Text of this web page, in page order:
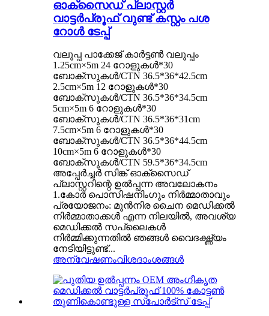
ഓക്സൈഡ് പ്ലാസ്റ്റർ
വാട്ടർപ്രൂഫ് വുണ്ട് കസ്റ്റം പശ
റോൾ ടേപ്പ്
വലുപ്പ പാക്കേജ് കാർട്ടൺ വലുപ്പം
1.25cm×5m 24 റോളുകൾ*30
ബോക്സുകൾ/CTN 36.5*36*42.5cm
2.5cm×5m 12 റോളുകൾ*30
ബോക്സുകൾ/CTN 36.5*36*34.5cm
5cm×5m 6 റോളുകൾ*30
ബോക്സുകൾ/CTN 36.5*36*31cm
7.5cm×5m 6 റോളുകൾ*30
ബോക്സുകൾ/CTN 36.5*36*44.5cm
10cm×5m 6 റോളുകൾ*30
ബോക്സുകൾ/CTN 59.5*36*34.5cm
അപ്പേർച്ചർ സിങ്ക് ഓക്സൈഡ്
പ്ലാസ്റ്ററിന്റെ ഉൽപ്പന്ന അവലോകനം
1.കോർ പൊസിഷനിംഗും നിർമ്മാതാവും
പ്രയോജനം: മുൻനിര ചൈന മെഡിക്കൽ
നിർമ്മാതാക്കൾ എന്ന നിലയിൽ, അവശ്യ
മെഡിക്കൽ സപ്ലൈകൾ
നിർമ്മിക്കുന്നതിൽ ഞങ്ങൾ വൈദഗ്ദ്ധ്യം
നേടിയിട്ടുണ്ട്...
അന്വേഷണംവിശദാംശങ്ങൾ